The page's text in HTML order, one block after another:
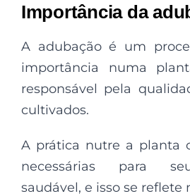
Importância da
A adubação é um
importância numa
responsável pela
cultivados.
A prática nutre a planta
necessárias para
saudável, e isso se